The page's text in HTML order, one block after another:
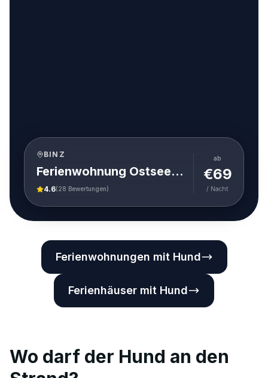
BINZ
Ferienwohnung Ostseeblick in der Villa Seeadler Binz
4.6(28 Bewertungen)
ab
€69
/ Nacht
Ferienwohnungen mit Hund
Ferienhäuser mit Hund
Wo darf der Hund an den